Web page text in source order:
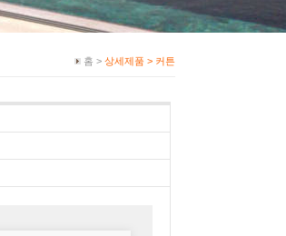
홈 > 상세제품 > 커튼